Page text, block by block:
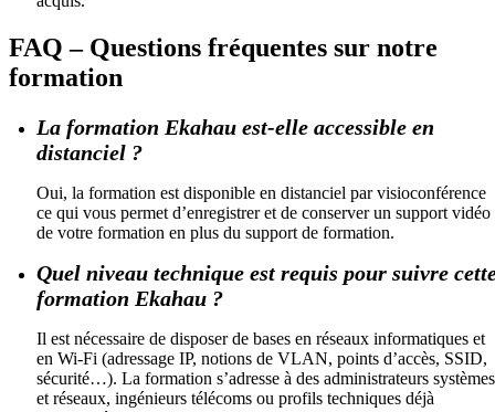
FAQ – Questions fréquentes sur notre
formation
La formation Ekahau est-elle accessible en
distanciel ?
Oui, la formation est disponible en distanciel par visioconférence
ce qui vous permet d’enregistrer et de conserver un support vidéo
de votre formation en plus du support de formation.
Quel niveau technique est requis pour suivre
formation Ekahau ?
Il est nécessaire de disposer de bases en réseaux informatiques et
en Wi-Fi (adressage IP, notions de VLAN, points d’accès, SSID,
sécurité…). La formation s’adresse à des administrateurs systèmes
et réseaux, ingénieurs télécoms ou profils techniques déjà